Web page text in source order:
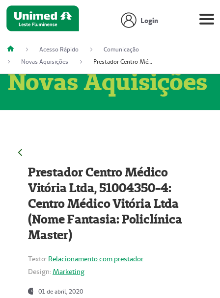
Login
Acesso Rápido
Comunicação
Novas Aquisições
Prestador Centro Médico Vitória Ltda, 51004350-4: Centro Médico Vitória Ltda (Nome Fantasia: Policlínica Master)
Novas Aquisições
Prestador Centro Médico
Vitória Ltda, 51004350-4:
Centro Médico Vitória Ltda
(Nome Fantasia: Policlínica
Master)
Texto: Relacionamento com prestador
Design: Marketing
01 de abril, 2020